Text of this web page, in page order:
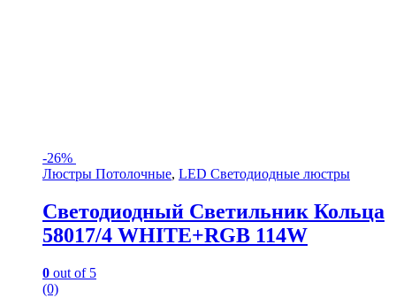
-26%
Люстры Потолочные, LED Светодиодные люстры
Светодиодный Светильник Кольца
58017/4 WHITE+RGB 114W
0 out of 5
(0)